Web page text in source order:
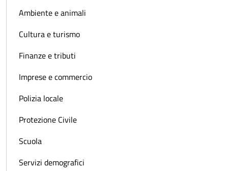
Ambiente e animali
Cultura e turismo
Finanze e tributi
Imprese e commercio
Polizia locale
Protezione Civile
Scuola
Servizi demografici